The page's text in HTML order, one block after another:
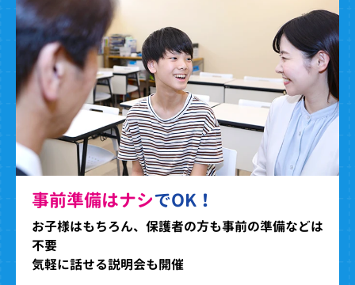
事前準備はナシでOK！
お子様はもちろん、保護者の方も事前の準備などは
不要
気軽に話せる説明会も開催